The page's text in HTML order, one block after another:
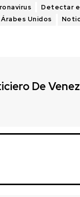
Detectar
Unidos
De